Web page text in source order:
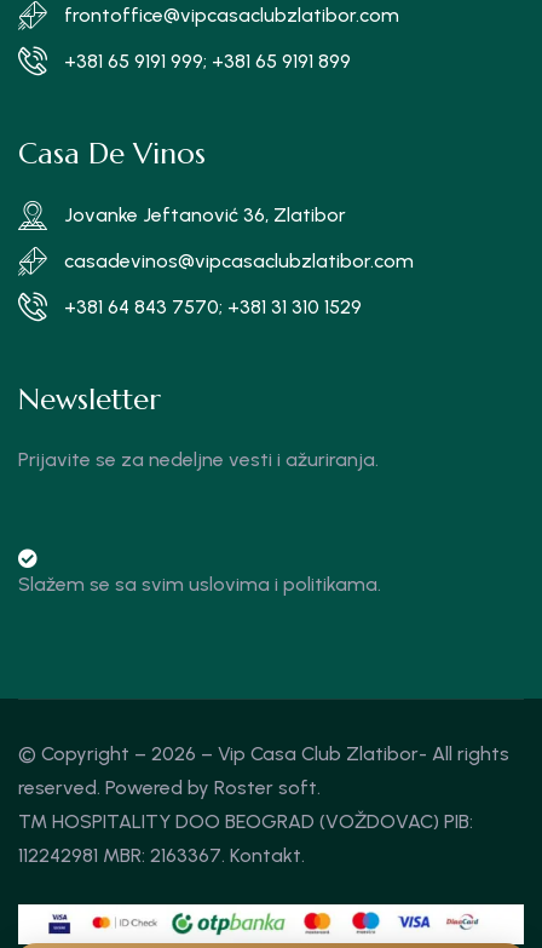
frontoffice@vipcasaclubzlatibor.com
+381 65 9191 999; +381 65 9191 899
Casa De Vinos
Jovanke Jeftanović 36, Zlatibor
casadevinos@vipcasaclubzlatibor.com
+381 64 843 7570; +381 31 310 1529
Newsletter
Prijavite se za nedeljne vesti i ažuriranja.
Slažem se sa svim uslovima i politikama.
© Copyright – 2026 – Vip Casa Club Zlatibor- All rights
reserved. Powered by Roster soft.
TM HOSPITALITY DOO BEOGRAD (VOŽDOVAC) PIB:
112242981 MBR: 2163367. Kontakt.